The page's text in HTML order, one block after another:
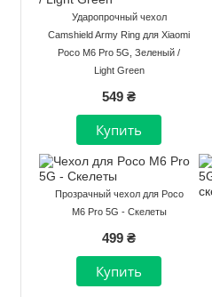
Ударопрочный чехол
Camshield Army Ring для Xiaomi
Poco M6 Pro 5G, Зеленый /
Light Green
549 ₴
Прозрачный чехол для Poco
M6 Pro 5G - Скелеты
499 ₴